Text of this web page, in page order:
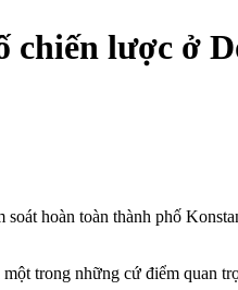
chiến lược ở
hoàn toàn thành phố
trong những cứ điểm quan